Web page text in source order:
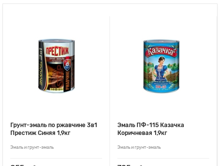
Грунт-эмаль по ржавчине 3в1
Престиж Синяя 1,9кг
Эмаль и грунт-эмаль
Эмаль ПФ-115 Казачка
Коричневая 1,9кг
Эмаль и грунт-эмаль